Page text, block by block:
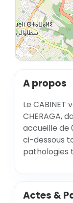
A propos
Le CABINET
CHERAGA,
accueille de
ci-dessous
pathologies
Actes &